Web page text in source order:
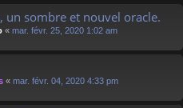
un sombre et nouvel oracle.
« mar. févr. 25, 2020 1:02 am
« mar. févr. 04, 2020 4:33 pm